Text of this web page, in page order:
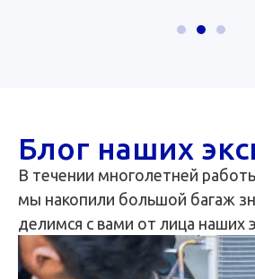
Блог наших
В течении многолетней
мы накопили большой багаж
делимся с вами от лица наших